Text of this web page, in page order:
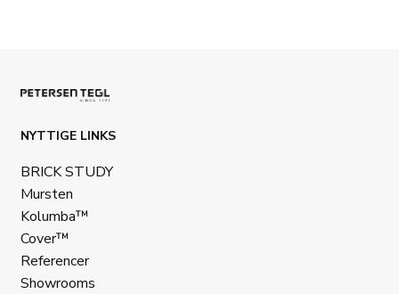
NYTTIGE LINKS
BRICK STUDY
Mursten
Kolumba™
Cover™
Referencer
Showrooms